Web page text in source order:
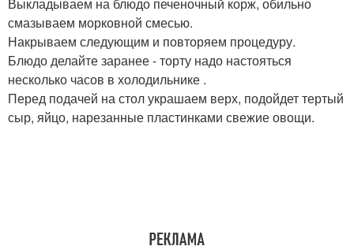
смазываем морковной смесью.
Накрываем следующим и повторяем процедуру.
Блюдо делайте заранее - торту надо настояться
несколько часов в холодильнике .
Перед подачей на стол украшаем верх, подойдет тертый
сыр, яйцо, нарезанные пластинками свежие овощи.